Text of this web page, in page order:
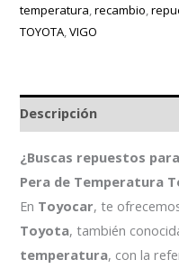
temperatura ,recambio ,
TOYOTA ,VIGO
Descripción
¿Buscas repuestos
Pera de Temperatura
En Toyocar, te
Toyota, también
temperatura, con la